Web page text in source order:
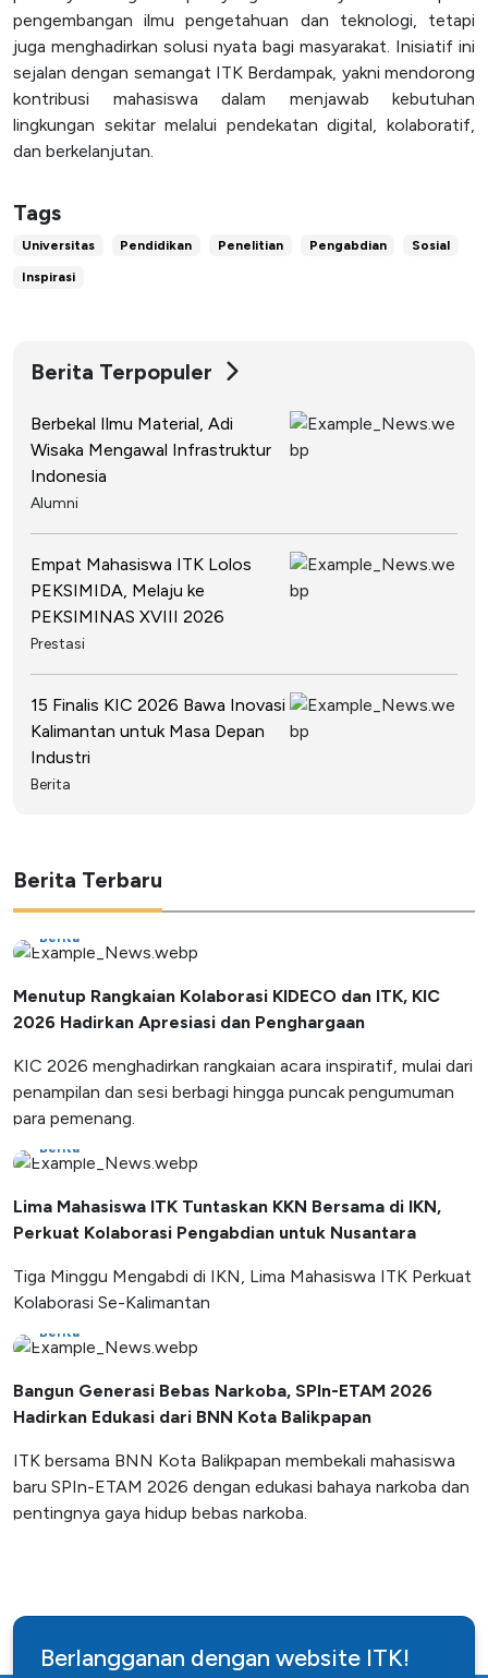
pengembangan ilmu pengetahuan dan teknologi, tetapi
juga menghadirkan solusi nyata bagi masyarakat. Inisiatif ini
sejalan dengan semangat ITK Berdampak, yakni mendorong
kontribusi mahasiswa dalam menjawab kebutuhan
lingkungan sekitar melalui pendekatan digital, kolaboratif,
dan berkelanjutan.
Tags
Universitas Pendidikan Penelitian Pengabdian Sosial
Inspirasi
Berita Terpopuler
Berbekal Ilmu Material, Adi
Wisaka Mengawal Infrastruktur
Indonesia
Alumni
Empat Mahasiswa ITK Lolos
PEKSIMIDA, Melaju ke
PEKSIMINAS XVIII 2026
Prestasi
15 Finalis KIC 2026 Bawa Inovasi
Kalimantan untuk Masa Depan
Industri
Berita
Berita Terbaru
Berita
Menutup Rangkaian Kolaborasi KIDECO dan ITK, KIC
2026 Hadirkan Apresiasi dan Penghargaan
KIC 2026 menghadirkan rangkaian acara inspiratif, mulai dari
penampilan dan sesi berbagi hingga puncak pengumuman
para pemenang.
Berita
Lima Mahasiswa ITK Tuntaskan KKN Bersama di IKN,
Perkuat Kolaborasi Pengabdian untuk Nusantara
Tiga Minggu Mengabdi di IKN, Lima Mahasiswa ITK Perkuat
Kolaborasi Se-Kalimantan
Berita
Bangun Generasi Bebas Narkoba, SPIn-ETAM 2026
Hadirkan Edukasi dari BNN Kota Balikpapan
ITK bersama BNN Kota Balikpapan membekali mahasiswa
baru SPIn-ETAM 2026 dengan edukasi bahaya narkoba dan
pentingnya gaya hidup bebas narkoba.
Berlangganan dengan website ITK!